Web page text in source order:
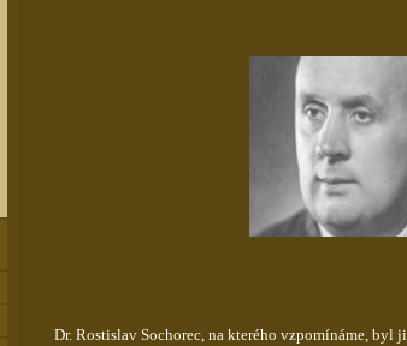
Dr. Rostislav Sochorec, na kterého vzpomínáme, byl